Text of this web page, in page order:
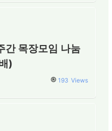
목장모임 나눔
)
193 Views